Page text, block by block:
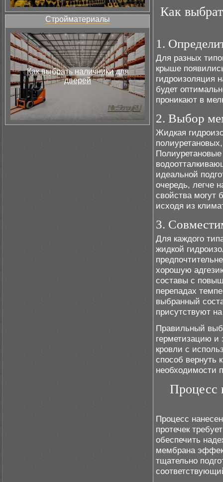
Стройматериалы
Как выбрать наличники для
дверей
Как
1.
Для разных
крыше
гидроизоляция
будет
проникают в
2. Выбор
Жидкая
идеальной
очередь, легче
свойства могут
исходя из
3.
Для каждого
жидкой
хорошую
составы с
перепадах
выбранный
присутствуют
Правильный
герметизацию и
кровли с
способ вернуть
необходимости
Процесс
Процесс
протечек
обеспечить
мембрана
тщательно